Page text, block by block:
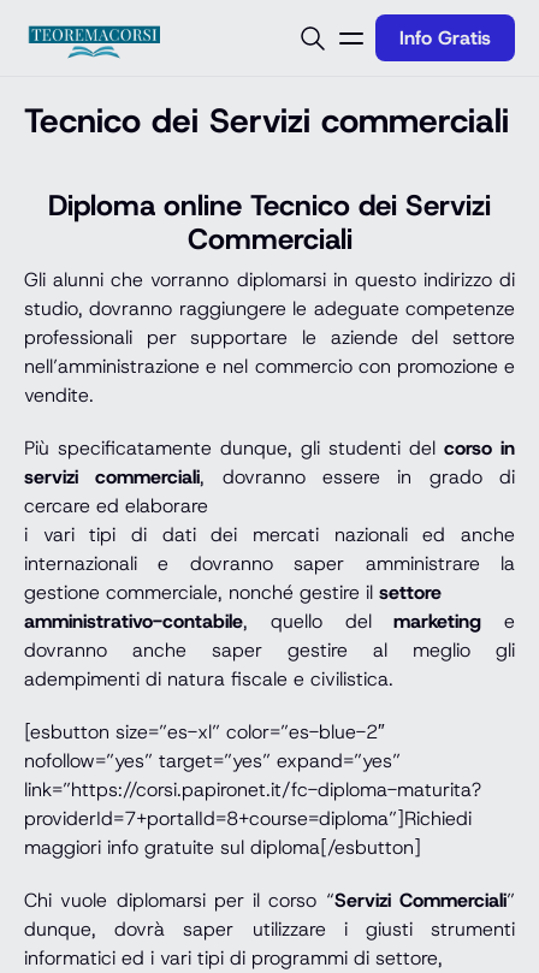
Info Gratis
Tecnico dei Servizi commerciali
Diploma online Tecnico dei Servizi
Commerciali
Gli alunni che vorranno diplomarsi in questo indirizzo di
studio, dovranno raggiungere le adeguate competenze
professionali per supportare le aziende del settore
nell’amministrazione e nel commercio con promozione e
vendite.
Più specificatamente dunque, gli studenti del corso in
servizi commerciali, dovranno essere in grado di
cercare ed elaborare
i vari tipi di dati dei mercati nazionali ed anche
internazionali e dovranno saper amministrare la
gestione commerciale, nonché gestire il settore
amministrativo-contabile, quello delmarketing e
dovranno anche saper gestire al meglio gli
adempimenti di natura fiscale e civilistica.
[esbutton size=”es-xl” color=”es-blue-2″
nofollow=”yes” target=”yes” expand=”yes”
link=”https://corsi.papironet.it/fc-diploma-maturita?
providerId=7+portalId=8+course=diploma”]Richiedi
maggiori info gratuite sul diploma[/esbutton]
Chi vuole diplomarsi per il corso “Servizi Commerciali”
dunque, dovrà saper utilizzare i giusti strumenti
informatici ed i vari tipi di programmi di settore,